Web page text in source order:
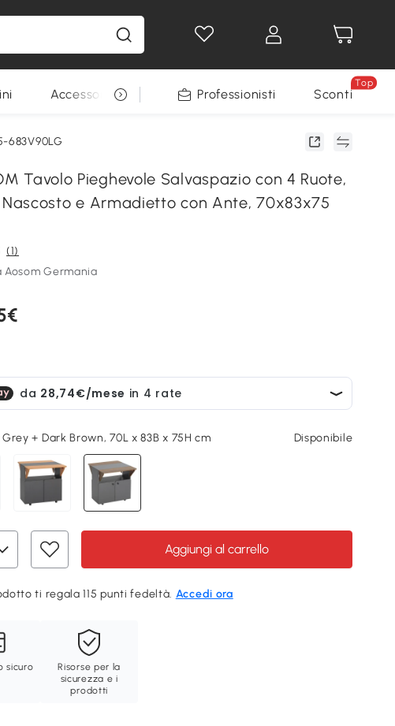
Accessori per animali Professionisti Sconti
Top
683V90LG
Tavolo Pieghevole Salvaspazio con 4 Ruote,
Nascosto e Armadietto con Ante, 70x83x75
(1)
Aosom Germania
Grey + Dark Brown, 70L x 83B x 75H cm Disponibile
Aggiungi al carrello
ti regala 115 punti fedeltà. Accedi ora
sicuro
Risorse per la
sicurezza e i
prodotti